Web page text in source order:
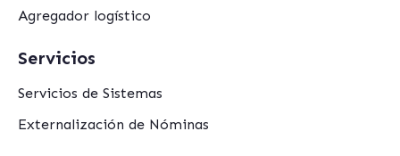
Agregador logístico
Servicios
Servicios de Sistemas
Externalización de Nóminas